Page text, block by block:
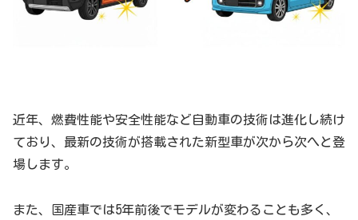
近年、燃費性能や安全性能など自動車の技術は進化し続け
ており、最新の技術が搭載された新型車が次から次へと登
場します。
また、国産車では5年前後でモデルが変わることも多く、